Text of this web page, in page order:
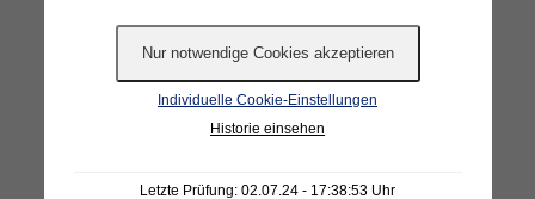
Neueste Beiträge
Individuelle Cookie-Einstellungen
Historie einsehen
Letzte Prüfung: 02.07.24 - 17:38:53 Uhr